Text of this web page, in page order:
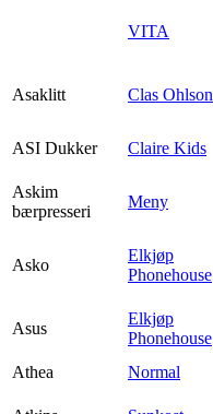
VITA
Asaklitt Clas Ohlson
ASI Dukker
Claire Kids
Askim
bærpresseri
Meny
Asko
Elkjøp
Phonehouse
Asus
Elkjøp
Phonehouse
Athea
Normal